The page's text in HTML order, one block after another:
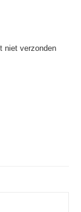
niet verzonden